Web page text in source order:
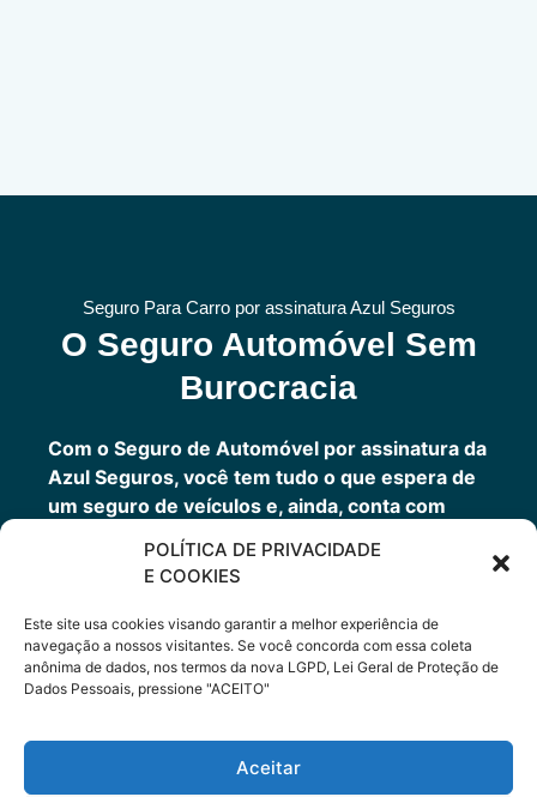
POLÍTICA DE PRIVACIDADE
E COOKIES
Este site usa cookies visando garantir a melhor experiência de
navegação a nossos visitantes. Se você concorda com essa coleta
anônima de dados, nos termos da nova LGPD, Lei Geral de Proteção de
Dados Pessoais, pressione "ACEITO"
Aceitar
Seguro Para Carro por assinatura Azul Seguros
O Seguro Automóvel Sem
Burocracia
Com o Seguro de Automóvel por assinatura da
Azul Seguros, você tem tudo o que espera de
um seguro de veículos e, ainda, conta com
outros benefícios disponíveis 24h.
Você tem um seguro completo com a garantia
Porto Seguro.